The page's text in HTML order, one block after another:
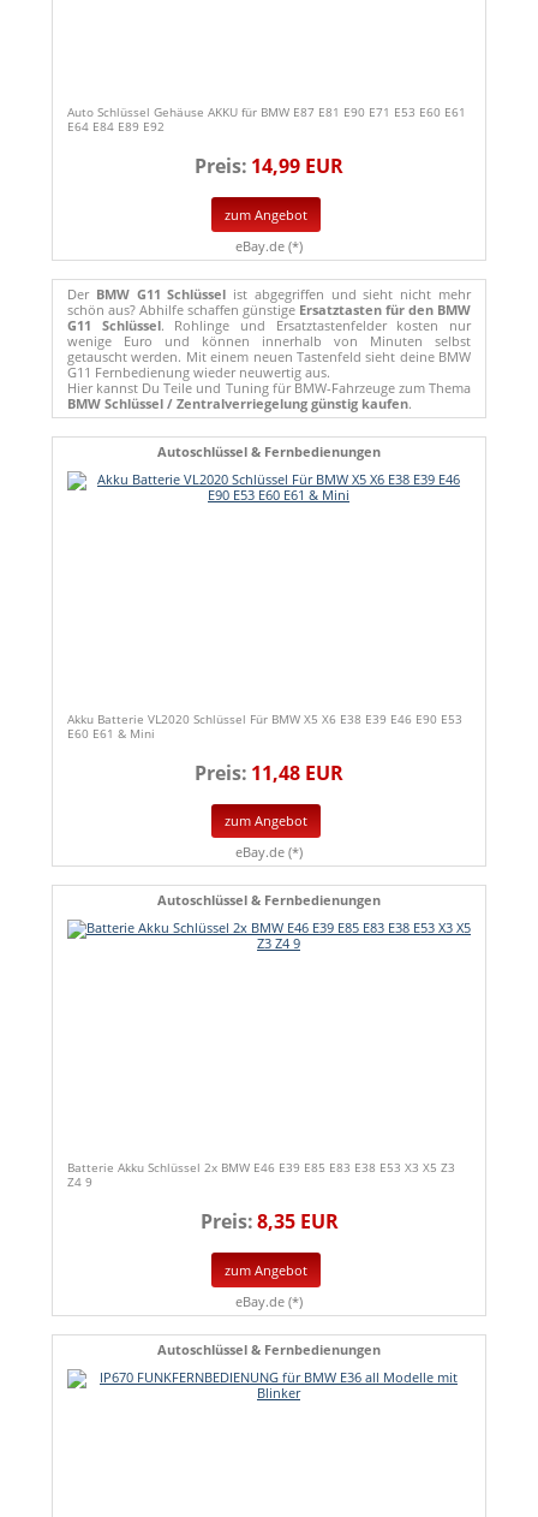
Auto Schlüssel Gehäuse AKKU für BMW E87 E81 E90 E71 E53 E60 E61
E64 E84 E89 E92
Preis: 14,99 EUR
zum Angebot
eBay.de (*)
Der BMW G11 Schlüssel ist abgegriffen und sieht nicht mehr
schön aus? Abhilfe schaffen günstige Ersatztasten für den BMW
G11 Schlüssel. Rohlinge und Ersatztastenfelder kosten nur
wenige Euro und können innerhalb von Minuten selbst
getauscht werden. Mit einem neuen Tastenfeld sieht deine BMW
G11 Fernbedienung wieder neuwertig aus.
Hier kannst Du Teile und Tuning für BMW-Fahrzeuge zum Thema
BMW Schlüssel / Zentralverriegelung günstig kaufen.
Autoschlüssel & Fernbedienungen
Akku Batterie VL2020 Schlüssel Für BMW X5 X6 E38 E39 E46 E90 E53
E60 E61 & Mini
Preis: 11,48 EUR
zum Angebot
eBay.de (*)
Autoschlüssel & Fernbedienungen
Batterie Akku Schlüssel 2x BMW E46 E39 E85 E83 E38 E53 X3 X5 Z3
Z4 9
Preis:8,35 EUR
zum Angebot
eBay.de (*)
Autoschlüssel & Fernbedienungen